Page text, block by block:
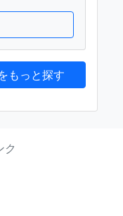
もっと探す
ク